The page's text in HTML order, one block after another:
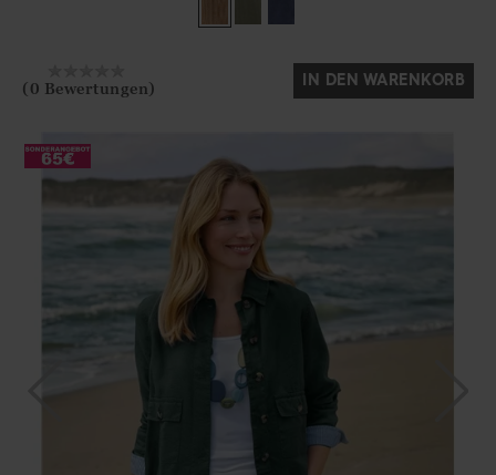
Ja Nein
(0 Bewertungen) IN DEN WARENKORB